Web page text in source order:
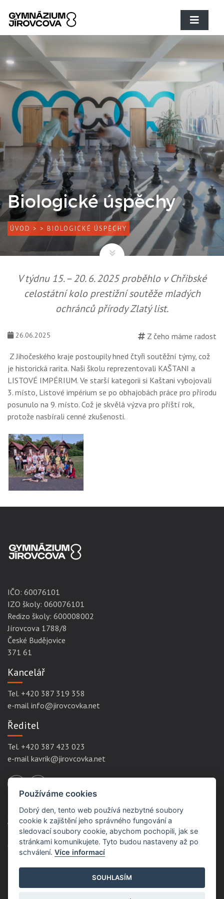
Biologické úspěchy
ÚVOD > > BIOLOGICKÉ ÚSPĚCHY
V týdnu 15. – 20. 6. 2025 proběhlo v Chřibské
celostátní kolo prestižní soutěže mladých
ochránců přírody Zlatý list.
26.06.2025
Z čeho máme radost
Z Jihočeského kraje postoupily hned čtyři soutěžní týmy, což
je historická rarita. Naši školu reprezentovali KAŠTANI a
LISTOVÉ IMPÉRIUM. Ve starší kategorii si Kaštani vybojovali
3. místo, Listové impérium se po obhajobách práce pro přírodu
posunulo na 9. místo. Což je skvělá výzva pro příští rok,
protože nasbírali cenné zkušenosti.
IČO: 60076101
IZO školy: 060076101
Redizo školy: 600008002
Jírovcova 1788/8
České Budějovice
371 61
Kancelář
Tel. +420 387 319 358
e-mail info@jirovcovka.net
Ředitel
Tel. +420 387 423 023
e-mail kavrik@jirovcovka.net
Servisní odkazy
Ochrana osobních údajů
Používáme cookies
Dobrý den, tento web používá nezbytné soubory
cookie k zajištění jeho správného fungování a
sledovací soubory cookie, abychom pochopili, jak se
stránkami komunikujete. Tyto budou nastaveny až po
schválení.Více informací
SOUHLASÍM